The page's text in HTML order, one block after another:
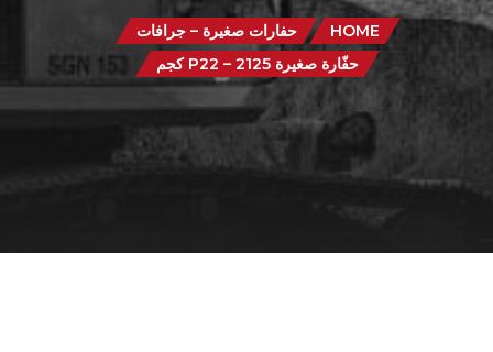
HOME
حفارات صغيرة – جرافات
حفّارة صغيرة P22 – 2125 كجم